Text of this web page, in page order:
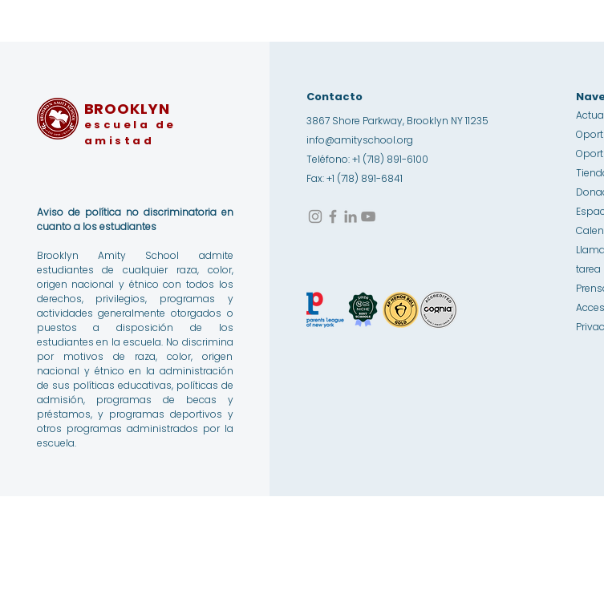
BROOKLYN
escuela de
amistad
Aviso de política no discriminatoria en
cuanto a los estudiantes
Brooklyn Amity School admite
estudiantes de cualquier raza, color,
origen nacional y étnico con todos los
derechos, privilegios, programas y
actividades generalmente otorgados o
puestos a disposición de los
estudiantes en la escuela. No discrimina
por motivos de raza, color, origen
nacional y étnico en la administración
de sus políticas educativas, políticas de
admisión, programas de becas y
préstamos, y programas deportivos y
otros programas administrados por la
escuela.
Contacto
3867 Shore Parkway, Brooklyn NY 11235
info@amityschool.org
Teléfono: +1 (718) 891-6100
Fax: +1 (718) 891-6841
tarea